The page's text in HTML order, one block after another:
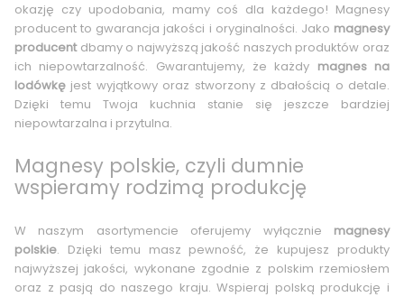
okazję czy upodobania, mamy coś dla każdego! Magnesy
producent to gwarancja jakości i oryginalności. Jako magnesy
producentdbamy o najwyższą jakość naszych produktów oraz
ich niepowtarzalność. Gwarantujemy, że każdy magnes na
lodówkę jest wyjątkowy oraz stworzony z dbałością o detale.
Dzięki temu Twoja kuchnia stanie się jeszcze bardziej
niepowtarzalna i przytulna.
Magnesy polskie, czyli dumnie
wspieramy rodzimą produkcję
W naszym asortymencie oferujemy wyłącznie magnesy
polskie. Dzięki temu masz pewność, że kupujesz produkty
najwyższej jakości, wykonane zgodnie z polskim rzemiosłem
oraz z pasją do naszego kraju. Wspieraj polską produkcję i